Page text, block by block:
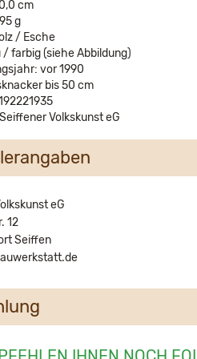
cm
g
/ Esche
/ farbig (siehe Abbildung)
vor 1990
bis 50 cm
Volkskunst eG
eG
12
Seiffen